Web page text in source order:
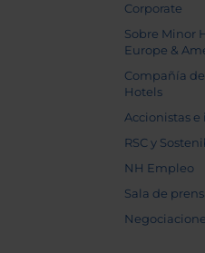
Corporate
Sobre Minor
Europe &
Compañía
Hotels
Accionistas e
RSC y
NH Empleo
Sala de